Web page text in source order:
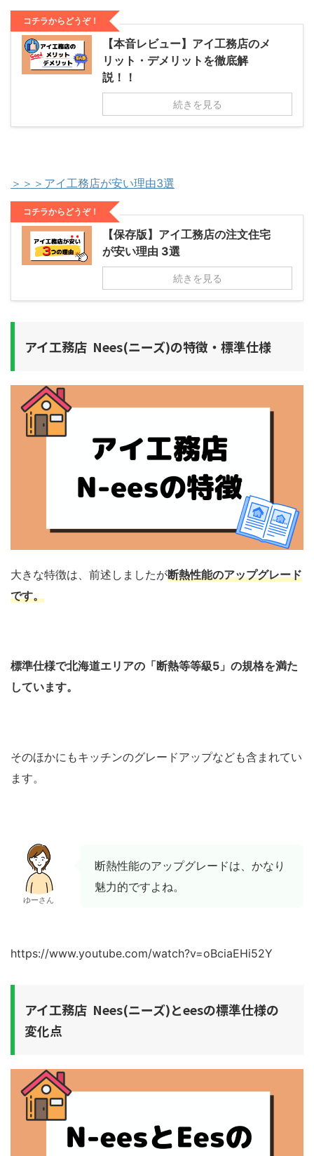
コチラからどうぞ！
【本音レビュー】アイ工務店のメ
リット・デメリットを徹底解
説！！
続きを見る
＞＞＞アイ工務店が安い理由3選
コチラからどうぞ！
【保存版】アイ工務店の注文住宅
が安い理由 3選
続きを見る
アイ工務店 Nees(ニーズ)の特徴・標準仕様
大きな特徴は、前述しましたが断熱性能のアップグレード
です。
標準仕様で北海道エリアの「断熱等等級5」の規格を満た
しています。
そのほかにもキッチンのグレードアップなども含まれてい
ます。
ゆーさん
断熱性能のアップグレードは、かなり
魅力的ですよね。
https://www.youtube.com/watch?v=oBciaEHi52Y
アイ工務店 Nees(ニーズ)とeesの標準仕様の
変化点